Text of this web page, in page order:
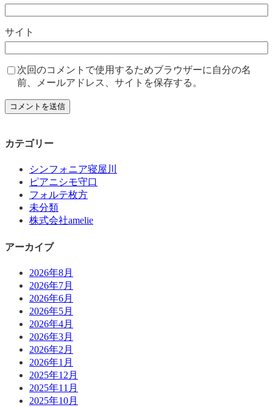
サイト
次回のコメントで使用するためブラウザーに自分の名
前、メールアドレス、サイトを保存する。
カテゴリー
シンフォニア寝屋川
ピアニシモ守口
フォルテ枚方
未分類
株式会社amelie
アーカイブ
2026年8月
2026年7月
2026年6月
2026年5月
2026年4月
2026年3月
2026年2月
2026年1月
2025年12月
2025年11月
2025年10月